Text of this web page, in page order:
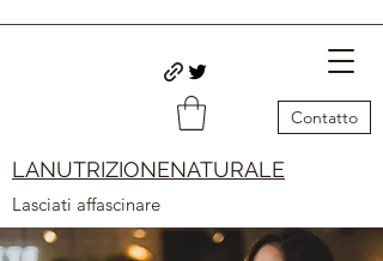
Contatto
LANUTRIZIONENATURALE
Lasciati affascinare